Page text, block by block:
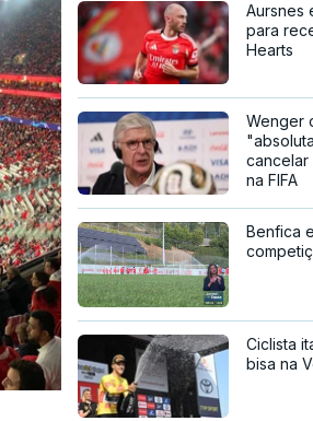
Aursnes
para
Hearts
Wenger
cancelar
na FIFA
Benfica
Ciclista
bisa na